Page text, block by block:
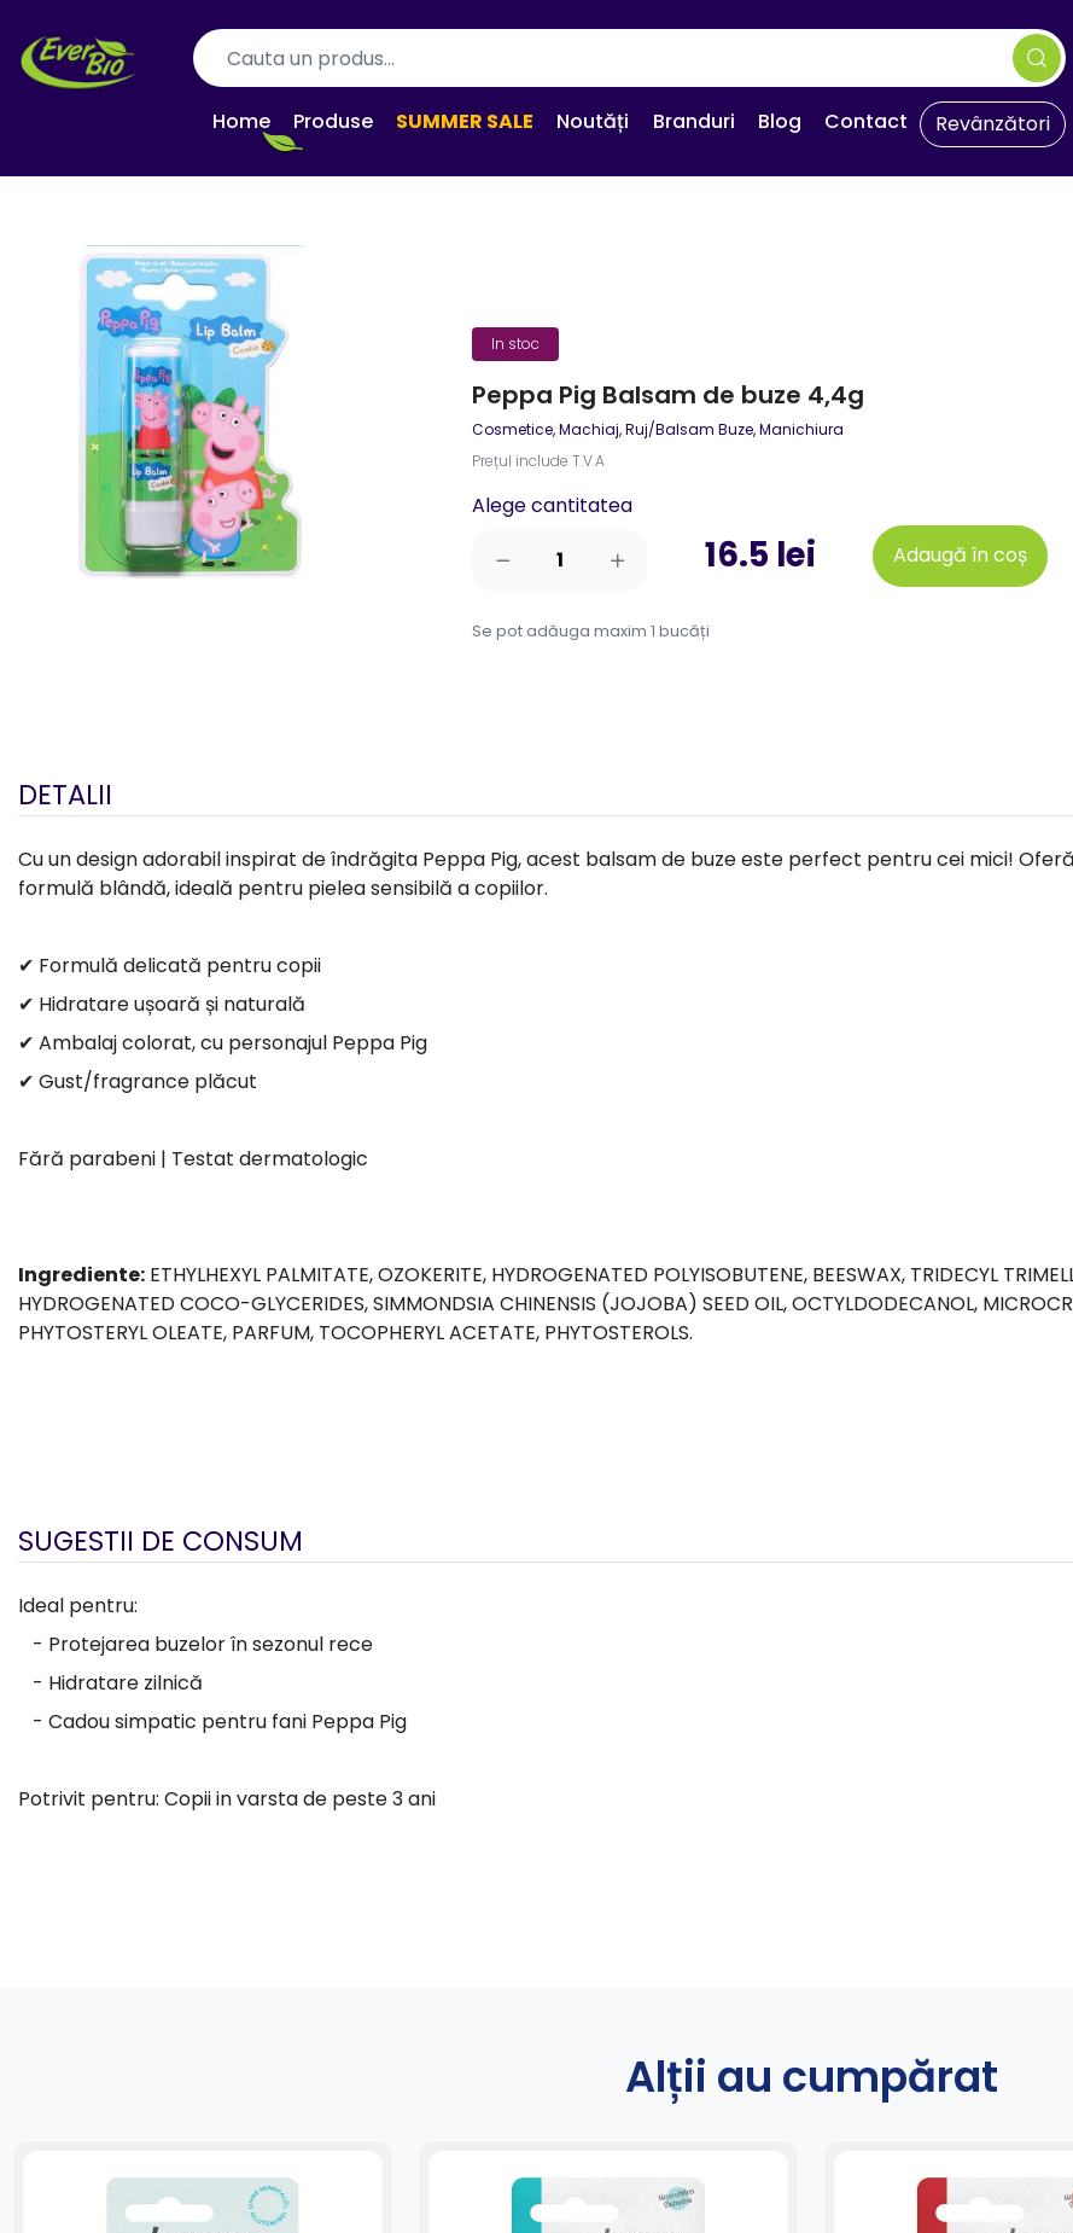
Home Produse SUMMER SALE Noutăți Branduri Blog Contact Revânzători
In stoc
Peppa Pig Balsam de buze 4,4g
Cosmetice,Machiaj, Ruj/Balsam Buze, Manichiura
Prețul include T.V.A
Alege cantitatea
16.5 lei Adaugă în coș
Se pot adăuga maxim 1 bucăți
DETALII
Cu un design adorabil inspirat de îndrăgita Peppa Pig, acest balsam de buze este perfect pentru cei mici!
formulă blândă, ideală pentru pielea sensibilă a copiilor.
✔ Formulă delicată pentru copii
✔ Hidratare ușoară și naturală
✔ Ambalaj colorat, cu personajul Peppa Pig
✔ Gust/fragrance plăcut
Fără parabeni | Testat dermatologic
Ingrediente: ETHYLHEXYL PALMITATE, OZOKERITE, HYDROGENATED POLYISOBUTENE, BEESWAX, TRIDECYL
HYDROGENATED COCO-GLYCERIDES, SIMMONDSIA CHINENSIS (JOJOBA) SEED OIL, OCTYLDODECANOL,
PHYTOSTERYL OLEATE, PARFUM, TOCOPHERYL ACETATE, PHYTOSTEROLS.
SUGESTII DE CONSUM
Ideal pentru:
- Protejarea buzelor în sezonul rece
- Hidratare zilnică
- Cadou simpatic pentru fani Peppa Pig
Potrivit pentru: Copii in varsta de peste 3 ani
Alții au cumpărat